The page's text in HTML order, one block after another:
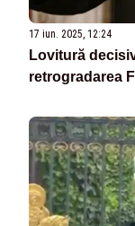
17 iun. 2025, 12:24
Lovitură
retrogradarea